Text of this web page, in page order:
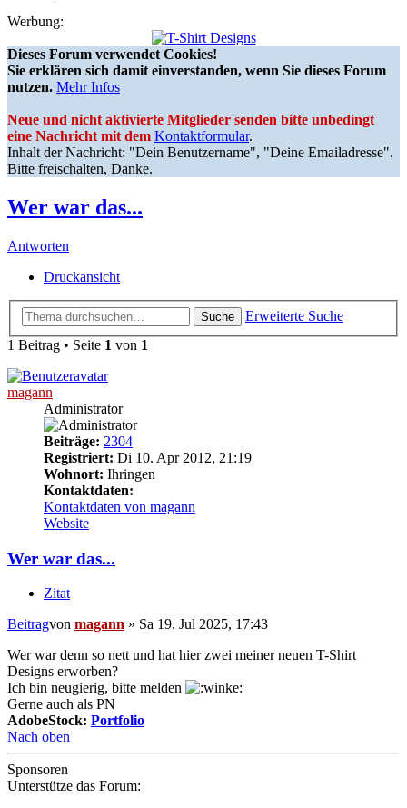
Werbung:
Dieses Forum verwendet Cookies!
Sie erklären sich damit einverstanden, wenn Sie dieses Forum
nutzen. Mehr Infos
Neue und nicht aktivierte Mitglieder senden bitte unbedingt
eine Nachricht mit dem Kontaktformular.
Inhalt der Nachricht: "Dein Benutzername", "Deine Emailadresse".
Bitte freischalten, Danke.
Wer war das...
Antworten
Druckansicht
Suche
Erweiterte Suche
1 Beitrag • Seite 1 von 1
magann
Administrator
Beiträge: 2304
Registriert: Di 10. Apr 2012, 21:19
Wohnort: Ihringen
Kontaktdaten:
Kontaktdaten von magann
Website
Wer war das...
Zitat
Beitragvon magann » Sa 19. Jul 2025, 17:43
Wer war denn so nett und hat hier zwei meiner neuen T-Shirt
Designs erworben?
Ich bin neugierig, bitte melden
Gerne auch als PN
AdobeStock: Portfolio
Nach oben
Sponsoren
Unterstütze das Forum: